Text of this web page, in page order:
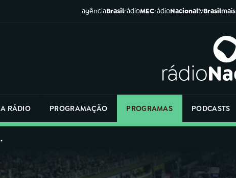
agênciaBrasilrádioMECrádioNacionaltvBrasilmais
A RÁDIO PROGRAMAÇÃO PROGRAMAS PODCASTS